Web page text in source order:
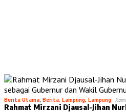
Berita Utama, Berita. Lampung, Lampung
Rahmat Mirzani Djausal-Jihan